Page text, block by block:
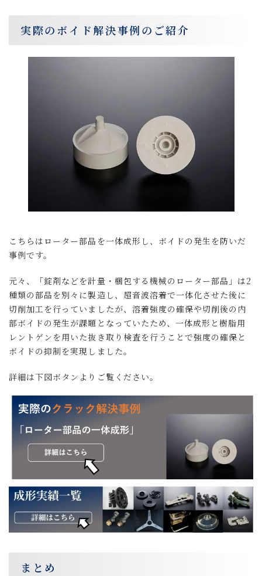
実際のボイド解決事例のご紹介
こちらはローター部品を一体成形し、ボイドの発生を防いだ
事例です。
元々、「錠剤などを計量・梱包する機械のローター部品」は2
種類の部品を別々に製造し、超音波溶着で一体化させた後に
切削加工を行っていましたが、溶着強度の確保や切削後の内
部ボイドの発生が課題となっていたため、一体成形と樹脂用
レントゲンを用いた抜き取り検査を行うことで強度の確保と
ボイドの抑制を実現しました。
詳細は下図ボタンよりご覧ください。
まとめ